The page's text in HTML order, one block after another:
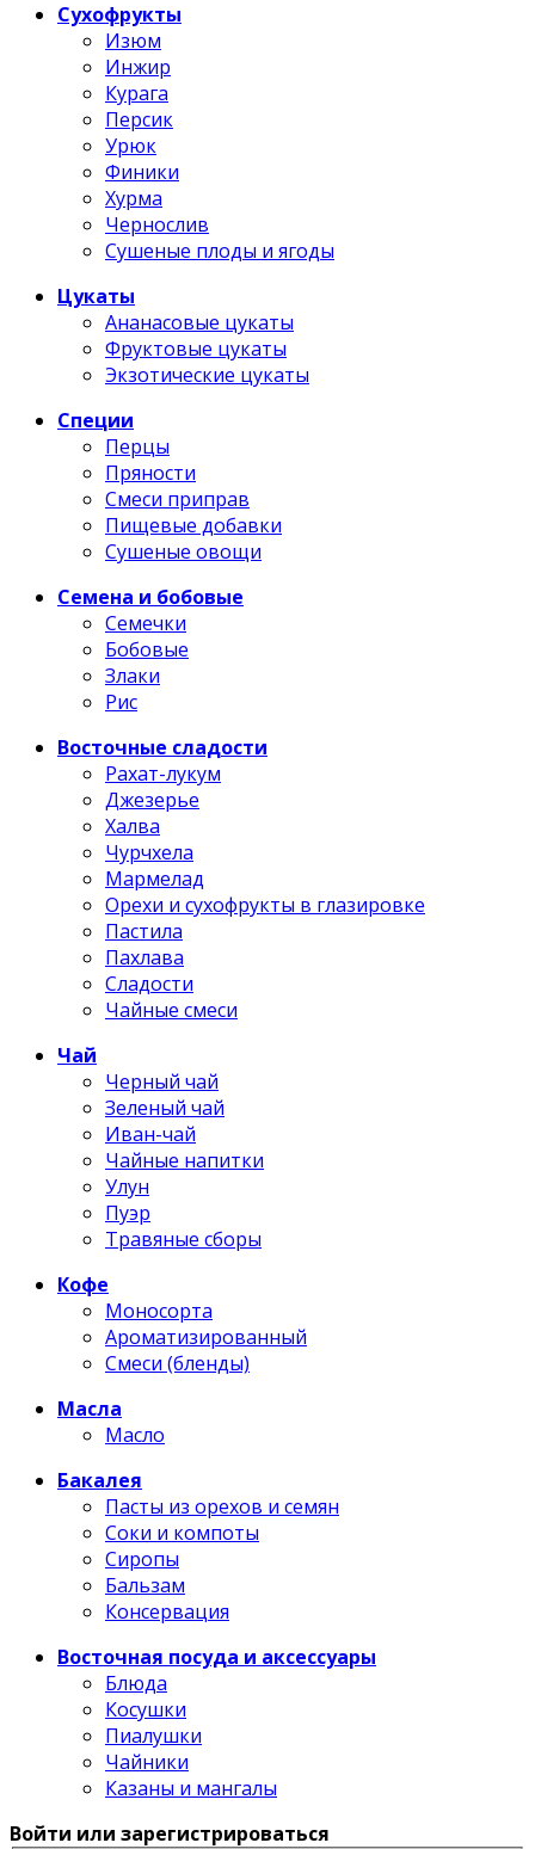
Сухофрукты
Изюм
Инжир
Курага
Персик
Урюк
Финики
Хурма
Чернослив
Сушеные плоды и ягоды
Цукаты
Ананасовые цукаты
Фруктовые цукаты
Экзотические цукаты
Специи
Перцы
Пряности
Смеси приправ
Пищевые добавки
Сушеные овощи
Семена и бобовые
Семечки
Бобовые
Злаки
Рис
Восточные сладости
Рахат-лукум
Джезерье
Халва
Чурчхела
Мармелад
Орехи и сухофрукты в глазировке
Пастила
Пахлава
Сладости
Чайные смеси
Чай
Черный чай
Зеленый чай
Иван-чай
Чайные напитки
Улун
Пуэр
Травяные сборы
Кофе
Моносорта
Ароматизированный
Смеси (бленды)
Масла
Масло
Бакалея
Пасты из орехов и семян
Соки и компоты
Сиропы
Бальзам
Консервация
Восточная посуда и аксессуары
Блюда
Косушки
Пиалушки
Чайники
Казаны и мангалы
Войти или зарегистрироваться